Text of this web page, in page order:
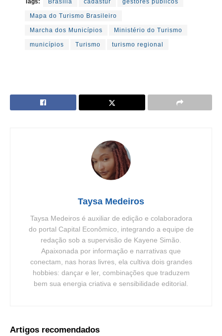
Tags: Brasília cadastur gestores públicos
Mapa do Turismo Brasileiro
Marcha dos Municípios Ministério do Turismo
municípios Turismo turismo regional
Taysa Medeiros
Taysa Medeiros é auxiliar de edição e colaboradora
do portal Capital Econômico, integrando a equipe de
redação sob a supervisão de Kayene Simão.
Apaixonada por informação e narrativas que
conectam, nas horas livres, ela cultiva dois grandes
hobbies: dançar e ler, combinações que traduzem
bem sua energia criativa e sensibilidade editorial.
Artigos recomendados